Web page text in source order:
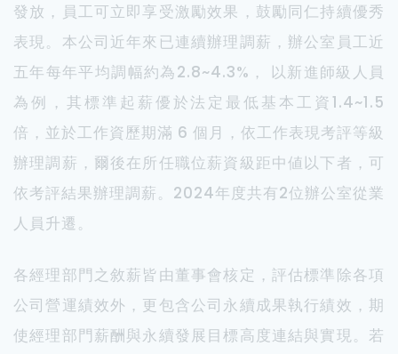
發放，員工可立即享受激勵效果，鼓勵同仁持續優秀
表現。本公司近年來已連續辦理調薪，辦公室員工近
五年每年平均調幅約為2.8~4.3%， 以新進師級人員
為例，其標準起薪優於法定最低基本工資1.4~1.5
倍，並於工作資歷期滿 6 個月，依工作表現考評等級
辦理調薪，爾後在所任職位薪資級距中値以下者，可
依考評結果辦理調薪。2024年度共有2位辦公室從業
人員升遷。
各經理部門之敘薪皆由董事會核定，評估標準除各項
公司營運績效外，更包含公司永續成果執行績效，期
使經理部門薪酬與永續發展目標高度連結與實現。若